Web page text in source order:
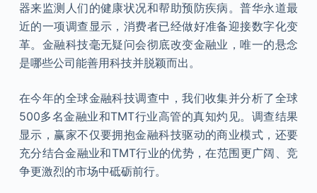
器来监测人们的健康状况和帮助预防疾病。普华永道最
近的一项调查显示，消费者已经做好准备迎接数字化变
革。金融科技毫无疑问会彻底改变金融业，唯一的悬念
是哪些公司能善用科技并脱颖而出。
在今年的全球金融科技调查中，我们收集并分析了全球
500多名金融业和TMT行业高管的真知灼见。调查结果
显示，赢家不仅要拥抱金融科技驱动的商业模式，还要
充分结合金融业和TMT行业的优势，在范围更广阔、竞
争更激烈的市场中砥砺前行。